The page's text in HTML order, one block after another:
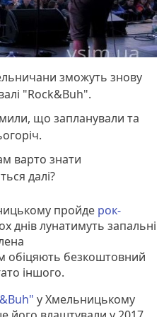
зможуть знову
"Rock&Buh".
що запланували та
варто знати
далі?
пройде рок-
днів лунатимуть запальні
обіцяють безкоштовний
іншого.
у Хмельницькому